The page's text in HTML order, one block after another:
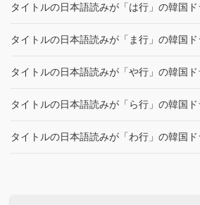
タイトルの日本語読みが「は行」の韓国
タイトルの日本語読みが「ま行」の韓国
タイトルの日本語読みが「や行」の韓国
タイトルの日本語読みが「ら行」の韓国
タイトルの日本語読みが「わ行」の韓国